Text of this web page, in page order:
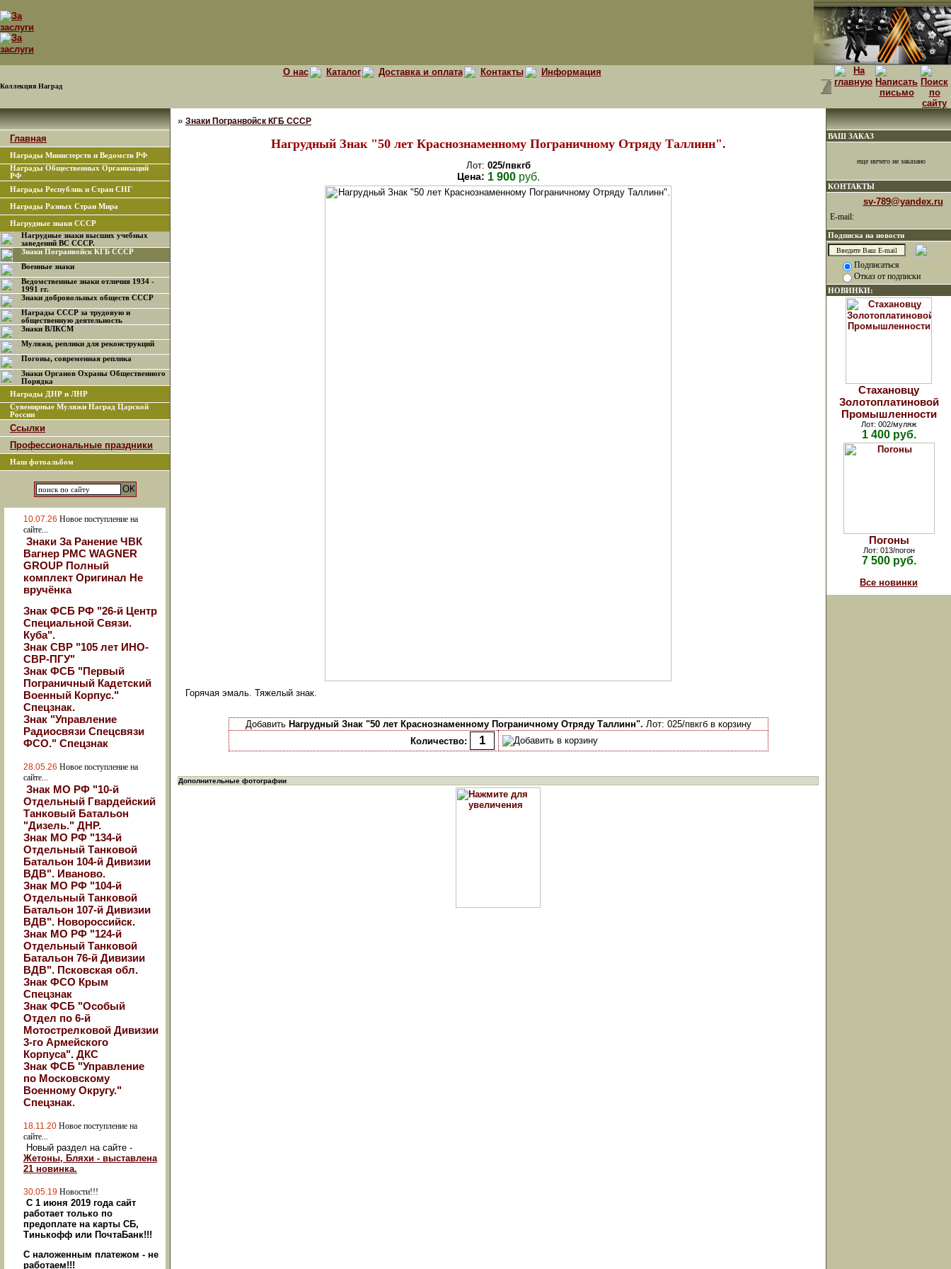
Коллекция Наград
О нас Каталог Доставка и оплата Контакты Информация
Главная
Награды Министерств и Ведомств РФ
Награды Общественных Организаций
РФ
Награды Республик и Стран СНГ
Награды Разных Стран Мира
Нагрудные знаки СССР
Нагрудные знаки высших учебных
заведений ВС СССР.
Знаки Погранвойск КГБ СССР
Военные знаки
Ведомственные знаки отличия 1934 -
1991 гг.
Знаки добровольных обществ СССР
Награды СССР за трудовую и
общественную деятельность
Знаки ВЛКСМ
Муляжи, реплики для реконструкций
Погоны, современная реплика
Знаки Органов Охраны Общественного
Порядка
Награды ДНР и ЛНР
Сувенирные Муляжи Наград Царской
России
Ссылки
Профессиональные праздники
Наш фотоальбом
10.07.26 Новое поступление на
сайте...
Знаки За Ранение ЧВК
Вагнер РМС WAGNER
GROUP Полный
комплект Оригинал Не
вручёнка
Знак ФСБ РФ "26-й Центр
Специальной Связи.
Куба".
Знак СВР "105 лет ИНО-
СВР-ПГУ"
Знак ФСБ "Первый
Пограничный Кадетский
Военный Корпус."
Спецзнак.
Знак "Управление
Радиосвязи Спецсвязи
ФСО." Спецзнак
28.05.26 Новое поступление на
сайте...
Знак МО РФ "10-й
Отдельный Гвардейский
Танковый Батальон
"Дизель." ДНР.
Знак МО РФ "134-й
Отдельный Танковой
Батальон 104-й Дивизии
ВДВ". Иваново.
Знак МО РФ "104-й
Отдельный Танковой
Батальон 107-й Дивизии
ВДВ". Новороссийск.
Знак МО РФ "124-й
Отдельный Танковой
Батальон 76-й Дивизии
ВДВ". Псковская обл.
Знак ФСО Крым
Спецзнак
Знак ФСБ "Особый
Отдел по 6-й
Мотострелковой Дивизии
3-го Армейского
Корпуса". ДКС
Знак ФСБ "Управление
по Московскому
Военному Округу."
Спецзнак.
18.11.20 Новое поступление на
сайте...
Новый раздел на сайте -
Жетоны, Бляхи - выставлена
21 новинка.
30.05.19 Новости!!!
С 1 июня 2019 года сайт
работает только по
предоплате на карты СБ,
Тинькофф или ПочтаБанк!!!
С наложенным платежом - не
работаем!!!
» Знаки Погранвойск КГБ СССР
Нагрудный Знак "50 лет Краснознаменному Пограничному Отряду Таллинн".
Лот: 025/пвкгб
Цена: 1 900руб.
Горячая эмаль. Тяжелый знак.
Добавить Нагрудный Знак "50 лет Краснознаменному Пограничному Отряду Таллинн". Лот: 025/пвкгб в корзину
Количество:
Дополнительные фотографии
ВАШ ЗАКАЗ
еще ничего не заказано
КОНТАКТЫ
sv-789@yandex.ru
E-mail:
Подписка на новости
Подписаться
Отказ от подписки
НОВИНКИ:
Стахановцу
Золотоплатиновой
Промышленности
Лот: 002/муляж
1 400 руб.
Погоны
Лот: 013/погон
7 500 руб.
Все новинки